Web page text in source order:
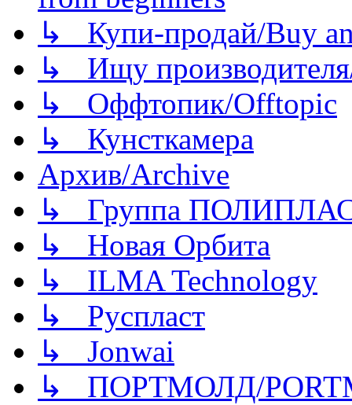
↳ Купи-продай/Buy
↳ Ищу
↳ Оффтопик/Offtopic
↳ Кунсткамера
Архив/Archive
↳ Группа
↳ Новая Орбита
↳ ILMA Technology
↳ Руспласт
↳ Jonwai
↳ ПОРТМОЛД/